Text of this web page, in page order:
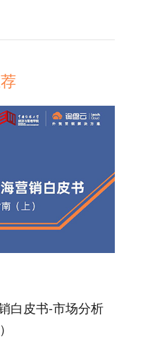
白皮书-市场分析